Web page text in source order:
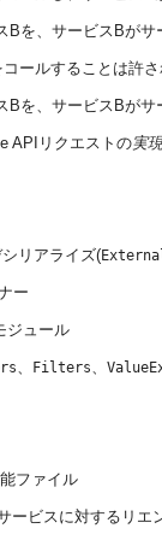
Bを、サービスBが
ールすることは許
Bを、サービスBが
APIリクエストの実現
リアライズ(
ー
ジュール
Filters
ファイル
ービスに対するリエ